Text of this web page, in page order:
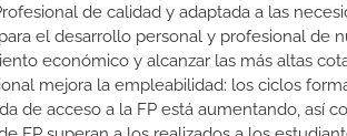
de calidad y adaptada a las
el desarrollo personal y profesional de
económico y alcanzar las más altas
mejora la empleabilidad: los ciclos
de acceso a la FP está aumentando, así